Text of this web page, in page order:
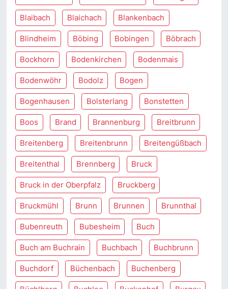
Blaibach Blaichach Blankenbach
Blindheim Böbing Bobingen Böbrach
Bockhorn Bodenkirchen Bodenmais
Bodenwöhr Bodolz Bogen
Bogenhausen Bolsterlang Bonstetten
Boos Brand Brannenburg Breitbrunn
Breitenberg Breitenbrunn Breitengüßbach
Breitenthal Brennberg Bruck
Bruck in der Oberpfalz Bruckberg
Bruckmühl Brunn Brunnen Brunnthal
Bubenreuth Bubesheim Buch
Buch am Buchrain Buchbach Buchbrunn
Buchdorf Büchenbach Buchenberg